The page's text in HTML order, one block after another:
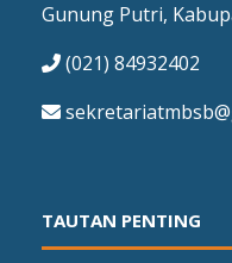
Gunung Putri,
(021) 84932402
TAUTAN PENTING